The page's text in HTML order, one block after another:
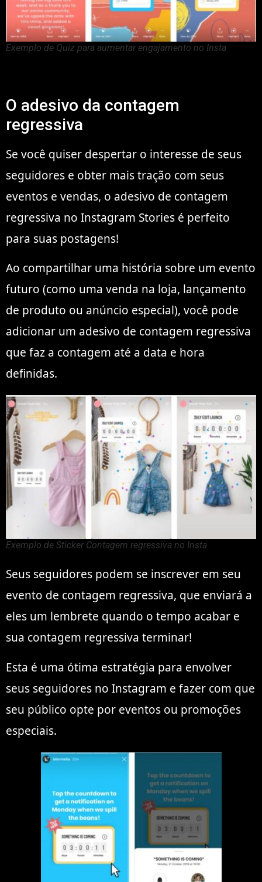
Exemplo de Quiz para aumentar engajamento no Insta
O adesivo da contagem
regressiva
Se você quiser despertar o interesse de seus
seguidores e obter mais tração com seus
eventos e vendas, o adesivo de contagem
regressiva no Instagram Stories é perfeito
para suas postagens!
Ao compartilhar uma história sobre um evento
futuro (como uma venda na loja, lançamento
de produto ou anúncio especial), você pode
adicionar um adesivo de contagem regressiva
que faz a contagem até a data e hora
definidas.
Exemplo de Sticker Contagem regressiva no Insta
Seus seguidores podem se inscrever em seu
evento de contagem regressiva, que enviará a
eles um lembrete quando o tempo acabar e
sua contagem regressiva terminar!
Esta é uma ótima estratégia para envolver
seus seguidores no Instagram e fazer com que
seu público opte por eventos ou promoções
especiais.